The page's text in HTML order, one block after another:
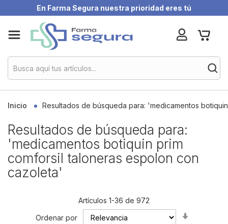
En Farma Segura nuestra prioridad eres tú
to
Content
My
Inicio Resultados de búsqueda para: 'medicamentos
Resultados de búsqueda para:
'medicamentos botiquin prim
comforsil taloneras espolon con
cazoleta'
Artículos 1-36 de 972
Ordenar por